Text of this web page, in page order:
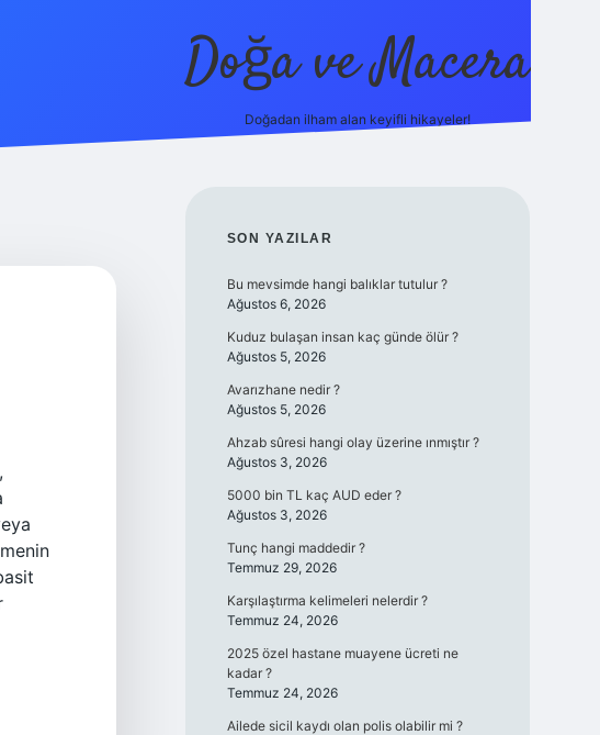
Doğa ve Macera
Doğadan ilham alan keyifli hikayeler!
SIDEBAR
SON YAZILAR
Bu mevsimde hangi balıklar tutulur ?
Ağustos 6, 2026
Kuduz bulaşan insan kaç günde ölür ?
Ağustos 5, 2026
Avarızhane nedir ?
Ağustos 5, 2026
Ahzab sûresi hangi olay üzerine ınmıştır ?
Ağustos 3, 2026
5000 bin TL kaç AUD eder ?
Ağustos 3, 2026
Tunç hangi maddedir ?
Temmuz 29, 2026
Karşılaştırma kelimeleri nelerdir ?
Temmuz 24, 2026
2025 özel hastane muayene ücreti ne
kadar ?
Temmuz 24, 2026
Ailede sicil kaydı olan polis olabilir mi ?